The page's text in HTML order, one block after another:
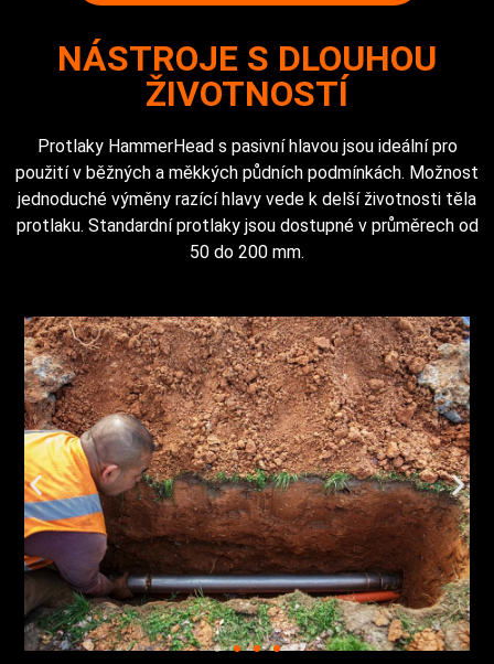
NÁSTROJE S DLOUHOU
ŽIVOTNOSTÍ
Protlaky HammerHead s pasivní hlavou jsou ideální pro
použití v běžných a měkkých půdních podmínkách. Možnost
jednoduché výměny razící hlavy vede k delší životnosti těla
protlaku. Standardní protlaky jsou dostupné v průměrech od
50 do 200 mm.